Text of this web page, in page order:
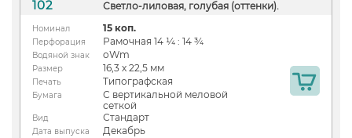
102 Светло-лиловая, голубая (оттенки).
Номинал 15 коп.
Перфорация Рамочная 14 ¼ : 14 ¾
Водяной знак oWm
Размер 16,3 х 22,5 мм
Печать Типографская
Бумага
С вертикальной меловой
сеткой
Вид Стандарт
Дата выпуска Декабрь